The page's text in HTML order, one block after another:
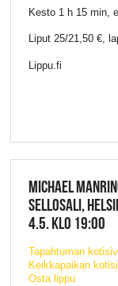
Kesto 1 h 15 min,
Liput 25/21,50 €,
Lippu.fi
MICHAEL
SELLOSALI,
4.5. KLO 19:00
Tapahtuman
Keikkapaikan
Osta lippu